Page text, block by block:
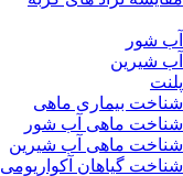
آب شور
آب شیرین
پلنت
شناخت بیماری ماهی
شناخت ماهی آب شور
شناخت ماهی آب شیرین
شناخت گیاهان آکواریومی